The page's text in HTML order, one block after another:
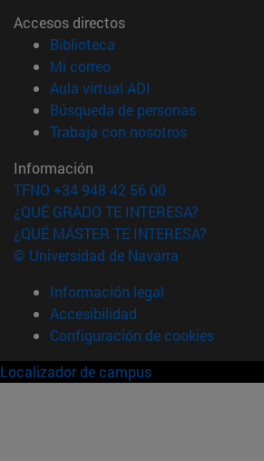
Accesos directos
Biblioteca
Mi correo(abre en nueva ventana)
Aula virtual ADI
Búsqueda de personas(abre en
Trabaja con nosotros(abre en
Información
TFNO +34 948 42 56 00
¿QUÉ GRADO TE INTERESA?
¿QUÉ MÁSTER TE INTERESA?
© Universidad de Navarra
Información legal
Accesibilidad
Configuración de cookies
Localizador de campus